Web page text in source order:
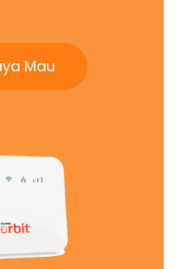
Mau